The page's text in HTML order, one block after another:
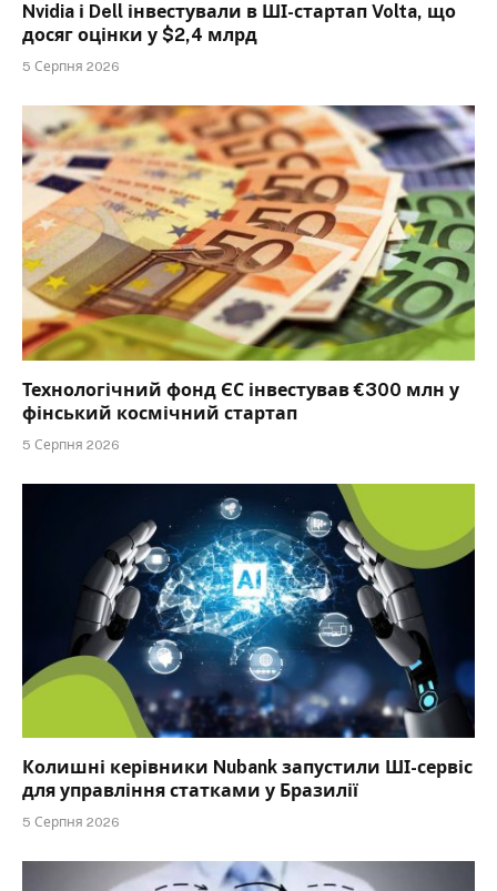
Nvidia і Dell інвестували в ШІ-стартап Volta, що
досяг оцінки у $2,4 млрд
5 Серпня 2026
Технологічний фонд ЄС інвестував €300 млн у
фінський космічний стартап
5 Серпня 2026
Колишні керівники Nubank запустили ШІ-сервіс
для управління статками у Бразилії
5 Серпня 2026